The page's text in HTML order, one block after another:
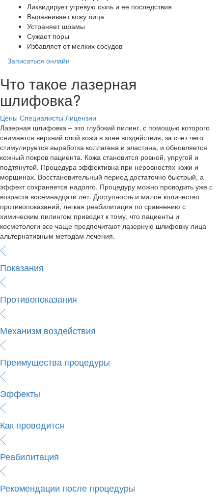
Ликвидирует угревую сыпь и ее последствия
Выравнивает кожу лица
Устраняет шрамы
Сужает поры
Избавляет от мелких сосудов
Записаться онлайн
Что такое лазерная
шлифовка?
Цены Специалисты Лицензии
Лазерная шлифовка – это глубокий пилинг, с помощью которого
снимается верхний слой кожи в зоне воздействия, за счет чего
стимулируется выработка коллагена и эластина, и обновляется
кожный покров пациента. Кожа становится ровной, упругой и
подтянутой. Процедура эффективна при неровностях кожи и
морщинах. Восстановительный период достаточно быстрый, а
эффект сохраняется надолго. Процедуру можно проводить уже с
возраста восемнадцати лет. Доступность и малое количество
противопоказаний, легкая реабилитация по сравнению с
химическим пилингом приводит к тому, что пациенты и
косметологи все чаще предпочитают лазерную шлифовку лица
альтернативным методам лечения.
Показания
Противопоказания
Механизм воздействия
Преимущества процедуры
Эффекты
Как проводится
Реабилитация
Рекомендации после процедуры